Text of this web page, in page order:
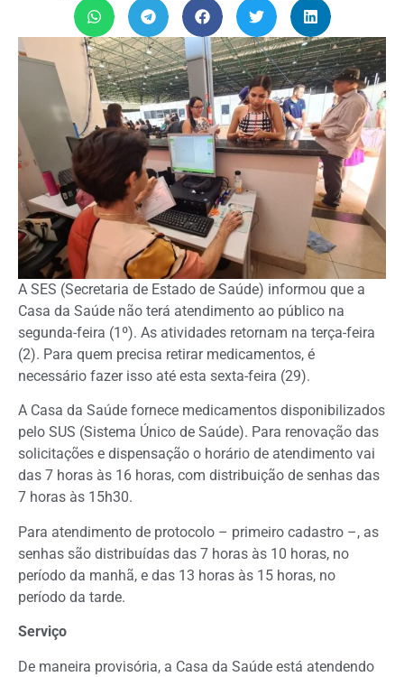
A SES (Secretaria de Estado de Saúde) informou que a
Casa da Saúde não terá atendimento ao público na
segunda-feira (1º). As atividades retornam na terça-feira
(2). Para quem precisa retirar medicamentos, é
necessário fazer isso até esta sexta-feira (29).
A Casa da Saúde fornece medicamentos disponibilizados
pelo SUS (Sistema Único de Saúde). Para renovação das
solicitações e dispensação o horário de atendimento vai
das 7 horas às 16 horas, com distribuição de senhas das
7 horas às 15h30.
Para atendimento de protocolo – primeiro cadastro –, as
senhas são distribuídas das 7 horas às 10 horas, no
período da manhã, e das 13 horas às 15 horas, no
período da tarde.
Serviço
De maneira provisória, a Casa da Saúde está atendendo